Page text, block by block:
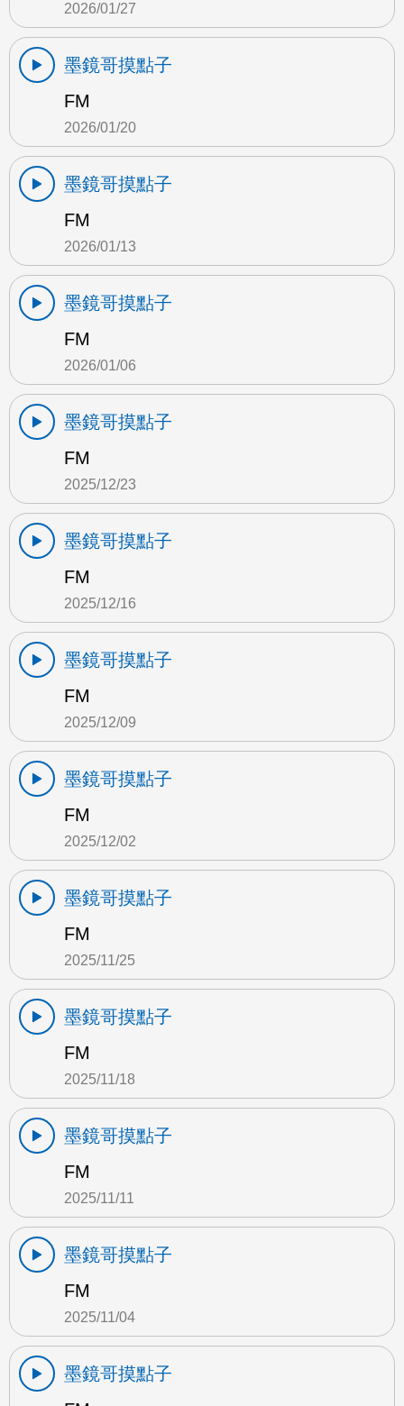
2026/01/27
墨鏡哥摸點子
FM
2026/01/20
墨鏡哥摸點子
FM
2026/01/13
墨鏡哥摸點子
FM
2026/01/06
墨鏡哥摸點子
FM
2025/12/23
墨鏡哥摸點子
FM
2025/12/16
墨鏡哥摸點子
FM
2025/12/09
墨鏡哥摸點子
FM
2025/12/02
墨鏡哥摸點子
FM
2025/11/25
墨鏡哥摸點子
FM
2025/11/18
墨鏡哥摸點子
FM
2025/11/11
墨鏡哥摸點子
FM
2025/11/04
墨鏡哥摸點子